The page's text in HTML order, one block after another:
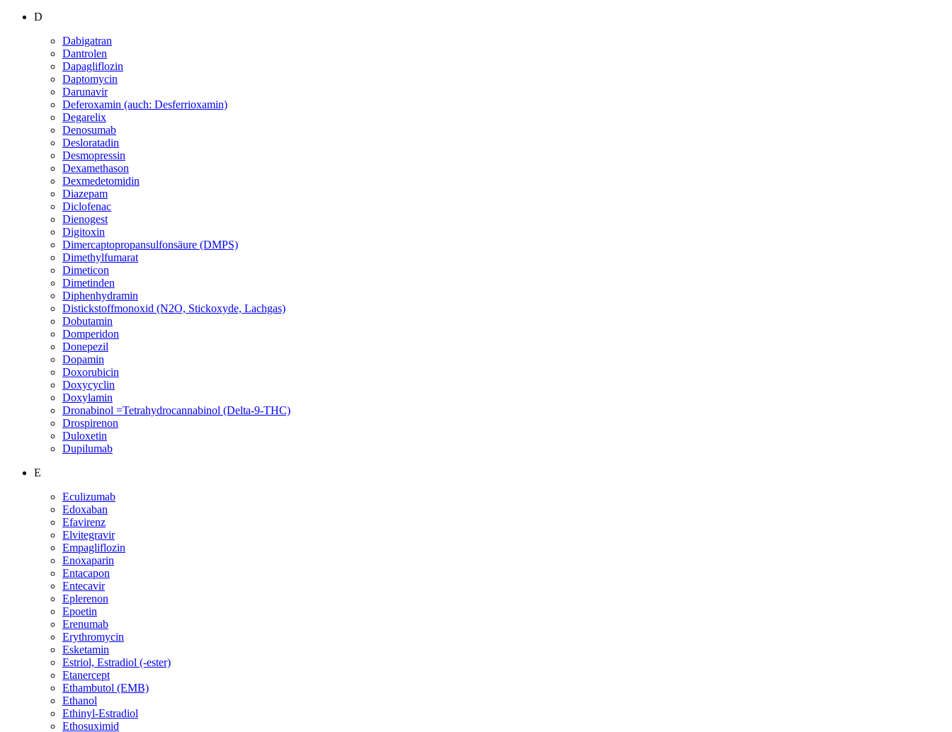
D
Dabigatran
Dantrolen
Dapagliflozin
Daptomycin
Darunavir
Deferoxamin (auch: Desferrioxamin)
Degarelix
Denosumab
Desloratadin
Desmopressin
Dexamethason
Dexmedetomidin
Diazepam
Diclofenac
Dienogest
Digitoxin
Dimercaptopropansulfonsäure (DMPS)
Dimethylfumarat
Dimeticon
Dimetinden
Diphenhydramin
Distickstoffmonoxid (N2O, Stickoxyde, Lachgas)
Dobutamin
Domperidon
Donepezil
Dopamin
Doxorubicin
Doxycyclin
Doxylamin
Dronabinol =Tetrahydrocannabinol (Delta-9-THC)
Drospirenon
Duloxetin
Dupilumab
E
Eculizumab
Edoxaban
Efavirenz
Elvitegravir
Empagliflozin
Enoxaparin
Entacapon
Entecavir
Eplerenon
Epoetin
Erenumab
Erythromycin
Esketamin
Estriol, Estradiol (-ester)
Etanercept
Ethambutol (EMB)
Ethanol
Ethinyl-Estradiol
Ethosuximid